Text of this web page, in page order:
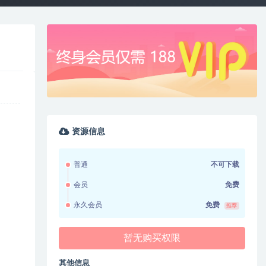
资源信息
普通 不可下载
会员 免费
永久会员 免费 推荐
暂无购买权限
其他信息